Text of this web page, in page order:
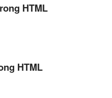
HTML
HTML